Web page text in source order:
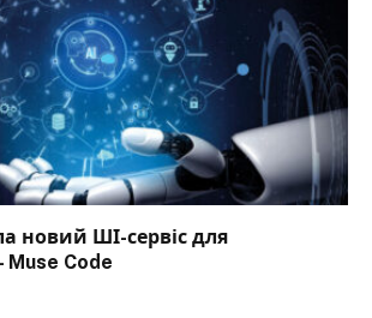
новий ШІ-сервіс для
Muse Code